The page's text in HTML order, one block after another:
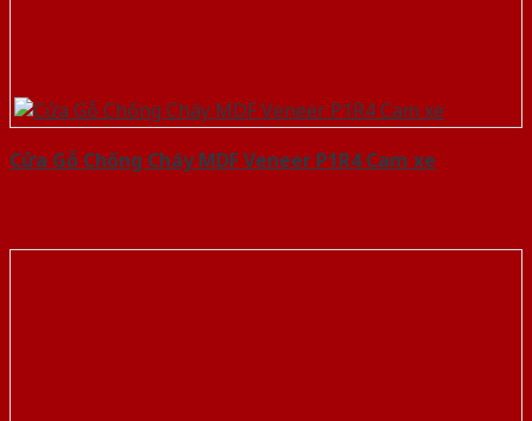
Cửa Gỗ Chống Cháy MDF Veneer P1R4 Cam xe